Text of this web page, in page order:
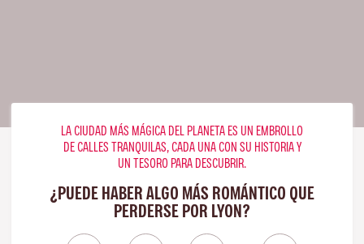
LA CIUDAD MÁS MÁGICA DEL PLANETA ES UN EMBROLLO
DE CALLES TRANQUILAS, CADA UNA CON SU HISTORIA Y
UN TESORO PARA DESCUBRIR.
¿PUEDE HABER ALGO MÁS ROMÁNTICO QUE
PERDERSE POR LYON?